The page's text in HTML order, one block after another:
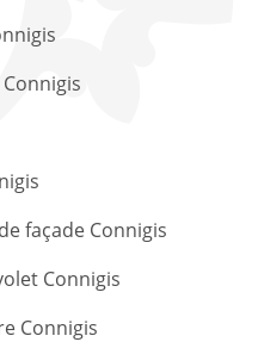
façade Connigis
Connigis
Connigis